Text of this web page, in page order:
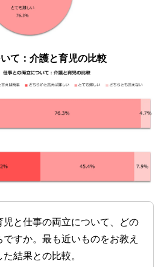
て：介護と育児の比較
と仕事の両立について、どの
すか。最も近いものをお教え
結果との比較。